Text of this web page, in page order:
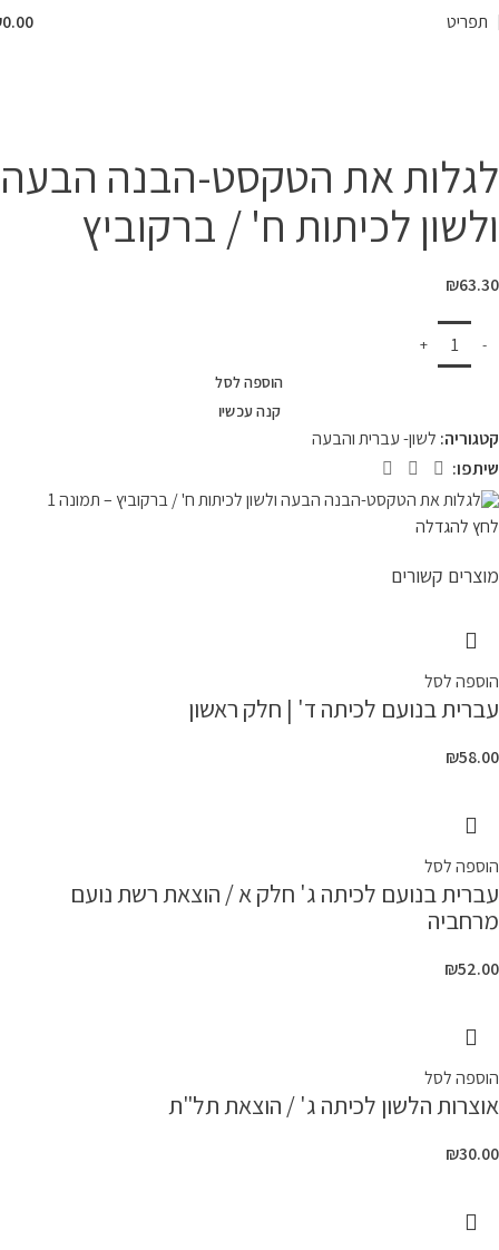
תפריט 0.00
לגלות את הטקסט-הבנה הבעה
ולשון לכיתות ח' / ברקוביץ
₪63.30
הוספה לסל
קנה עכשיו
קטגוריה: לשון- עברית והבעה
שיתפו:
לחץ להגדלה
מוצרים קשורים
הוספה לסל
עברית בנועם לכיתה ד' | חלק ראשון
₪58.00
הוספה לסל
עברית בנועם לכיתה ג' חלק א / הוצאת רשת נועם
מרחביה
₪52.00
הוספה לסל
אוצרות הלשון לכיתה ג' / הוצאת תל"ת
₪30.00